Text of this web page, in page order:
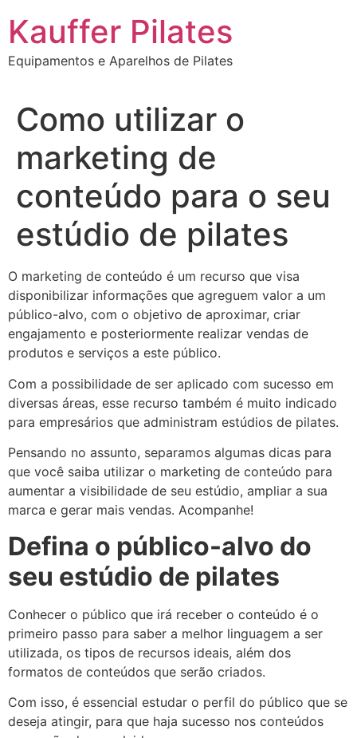
para
conteúdo
Kauffer Pilates
Equipamentos e Aparelhos de Pilates
Como utilizar o
marketing de
conteúdo para o seu
estúdio de pilates
O marketing de conteúdo é um recurso que visa
disponibilizar informações que agreguem valor a um
público-alvo, com o objetivo de aproximar, criar
engajamento e posteriormente realizar vendas de
produtos e serviços a este público.
Com a possibilidade de ser aplicado com sucesso em
diversas áreas, esse recurso também é muito indicado
para empresários que administram estúdios de pilates.
Pensando no assunto, separamos algumas dicas para
que você saiba utilizar o marketing de conteúdo para
aumentar a visibilidade de seu estúdio, ampliar a sua
marca e gerar mais vendas. Acompanhe!
Defina o público-alvo do
seu estúdio de pilates
Conhecer o público que irá receber o conteúdo é o
primeiro passo para saber a melhor linguagem a ser
utilizada, os tipos de recursos ideais, além dos
formatos de conteúdos que serão criados.
Com isso, é essencial estudar o perfil do público que se
deseja atingir, para que haja sucesso nos conteúdos